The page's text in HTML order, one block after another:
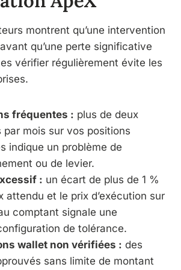
montrent qu’une intervention
qu’une perte significative
vérifier régulièrement évite les
fréquentes : plus de deux
par mois sur vos positions
indique un problème de
ou de levier.
: un écart de plus de 1 %
attendu et le prix d’exécution sur
comptant signale une
de tolérance.
wallet non vérifiées : des
sans limite de montant